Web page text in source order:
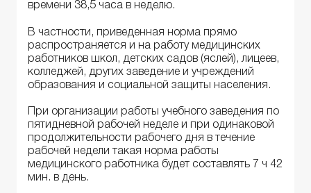
времени 38,5 часа в неделю.
В частности, приведенная норма прямо
распространяется и на работу медицинских
работников школ, детских садов (яслей), лицеев,
колледжей, других заведение и учреждений
образования и социальной защиты населения.
При организации работы учебного заведения по
пятидневной рабочей неделе и при одинаковой
продолжительности рабочего дня в течение
рабочей недели такая норма работы
медицинского работника будет составлять 7 ч 42
мин. в день.